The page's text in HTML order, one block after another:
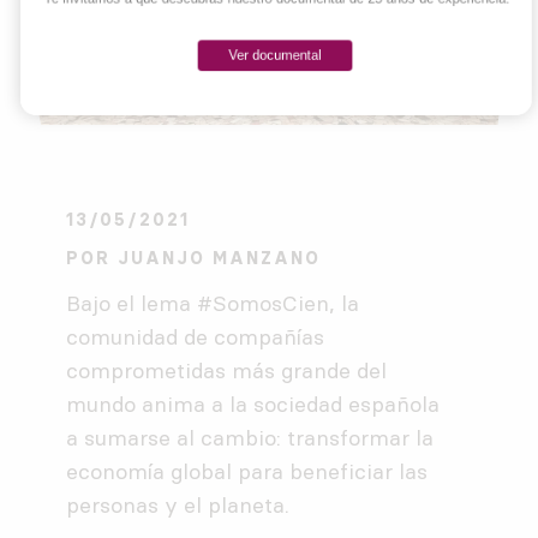
13/05/2021
POR JUANJO MANZANO
Bajo el lema #SomosCien, la
comunidad de compañías
comprometidas más grande del
mundo anima a la sociedad española
a sumarse al cambio: transformar la
economía global para beneficiar las
personas y el planeta.
Ver documental